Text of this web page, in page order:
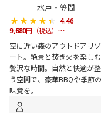
水戸・笠間
★★★★★
★★★★★ 4.46
9,680円（税込）～
空に近い森のアウトドアリゾ
ート。絶景と焚き火を楽しむ
贅沢な時間。自然と快適が整
う空間で、豪華BBQや季節の
味覚を。